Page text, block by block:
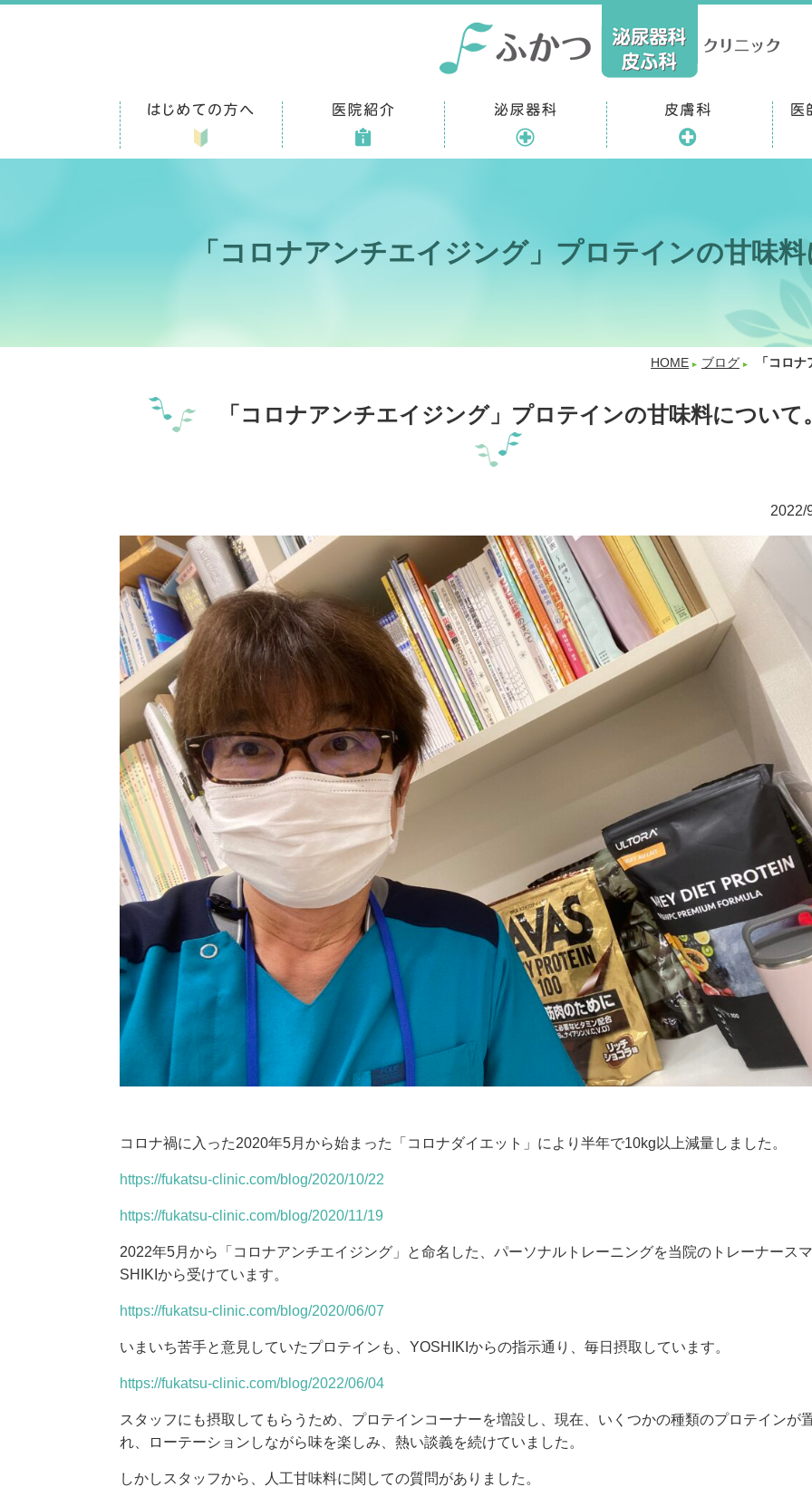
「コロナアンチエイジング」プロテインの甘味
HOME ブログ 「コロ
「コロナアンチエイジング」プロテインの甘味料について
2022/
コロナ禍に入った2020年5月から始まった「コロナダイエット」により半年で10kg以上減量しました。
https://fukatsu-clinic.com/blog/2020/10/22
https://fukatsu-clinic.com/blog/2020/11/19
2022年5月から「コロナアンチエイジング」と命名した、パーソナルトレーニングを当院のトレーナース
SHIKIから受けています。
https://fukatsu-clinic.com/blog/2020/06/07
いまいち苦手と意見していたプロテインも、YOSHIKIからの指示通り、毎日摂取しています。
https://fukatsu-clinic.com/blog/2022/06/04
スタッフにも摂取してもらうため、プロテインコーナーを増設し、現在、いくつかの種類のプロテインが
れ、ローテーションしながら味を楽しみ、熱い談義を続けていました。
しかしスタッフから、人工甘味料に関しての質問がありました。